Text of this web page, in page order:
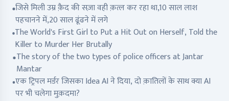
जिसे मिली उम्र क़ैद की सज़ा वही क़त्ल कर रहा था,10 साल लाश
पहचानने में,20 साल ढूंढने में लगे
The World's First Girl to Put a Hit Out on Herself, Told the
Killer to Murder Her Brutally
The story of the two types of police officers at Jantar
Mantar
एक ट्रिपल मर्डर जिसका Idea AI ने दिया, दो क़ातिलों के साथ क्या AI
पर भी चलेगा मुक़दमा?